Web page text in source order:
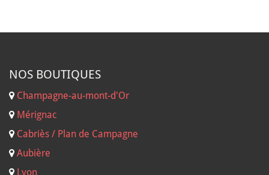
NOS BOUTIQUES
Champagne-au-mont-d'Or
Mérignac
Cabriès / Plan de Campagne
Aubière
Lyon